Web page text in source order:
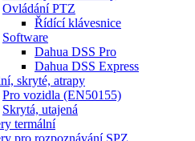
Ovládání PTZ
Řídící klávesnice
Software
Dahua DSS Pro
Dahua DSS Express
skryté, atrapy
Pro vozidla (EN50155)
Skrytá, utajená
termální